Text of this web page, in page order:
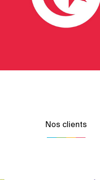
Nos clients